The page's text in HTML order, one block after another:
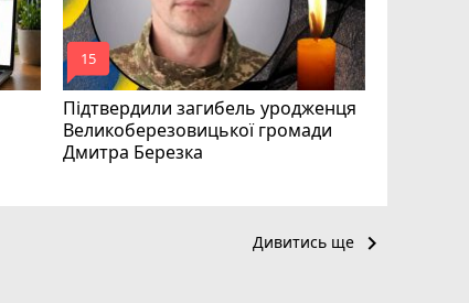
Підтвердили загибель уродженця
Великоберезовицької громади
Дмитра Березка
mode_comment
15
Дивитись ще keyboard_arrow_right